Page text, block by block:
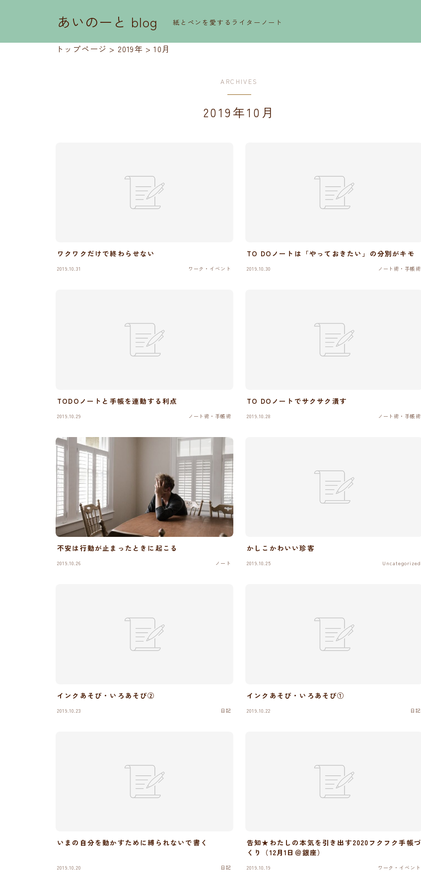
あいのーと blog 紙とペンを愛するライターノート
トップページ > 2019年 >10月
ARCHIVES
2019年10月
ワクワクだけで終わらせない
2019.10.31 ワーク・イベント
TO DOノートは「やっておきたい」の分別がキモ
2019.10.30 ノート術・手帳術
TODOノートと手帳を連動する利点
2019.10.29 ノート術・手帳術
TO DOノートでサクサク潰す
2019.10.28 ノート術・手帳術
不安は行動が止まったときに起こる
2019.10.26 ノート
かしこかわいい珍客
2019.10.25 Uncategorized
インクあそび・いろあそび②
2019.10.23 日記
インクあそび・いろあそび①
2019.10.22 日記
いまの自分を動かすために縛られないで書く
2019.10.20 日記
告知★わたしの本気を引き出す2020フクフク手帳づ
くり（12月1日＠銀座）
2019.10.19 ワーク・イベント